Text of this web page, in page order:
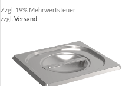
Zzgl. 19% Mehrwertsteuer
zzgl. Versand